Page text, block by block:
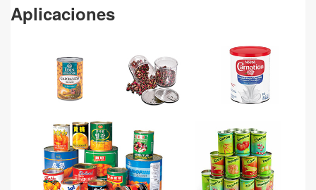
Aplicaciones